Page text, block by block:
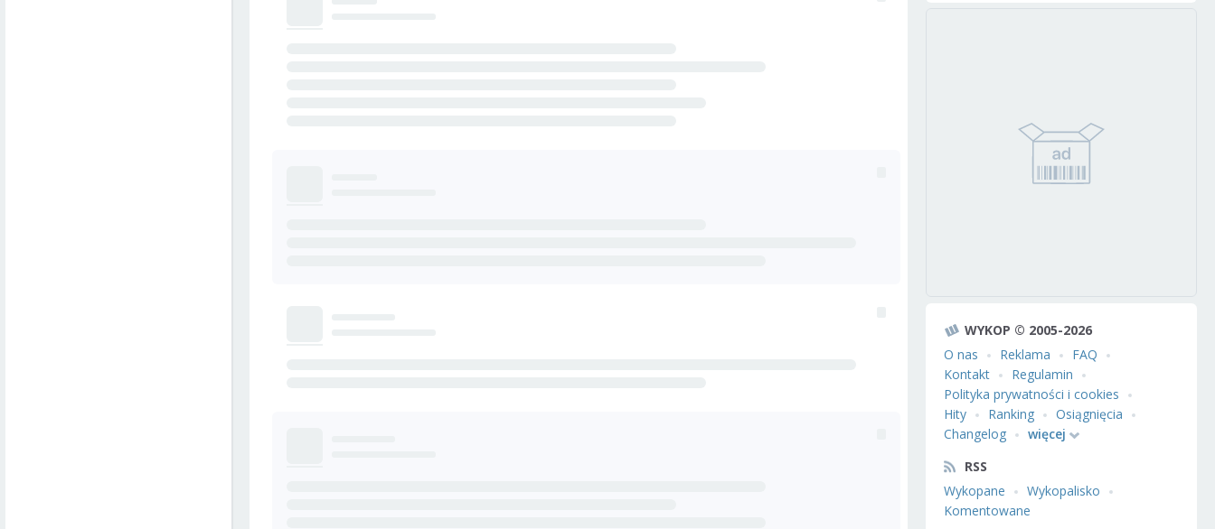
WYKOP © 2005-2026
O nas
Reklama
FAQ
Kontakt
Regulamin
Polityka prywatności i cookies
Hity
Ranking
Osiągnięcia
Changelog
więcej
RSS
Wykopane
Wykopalisko
Komentowane